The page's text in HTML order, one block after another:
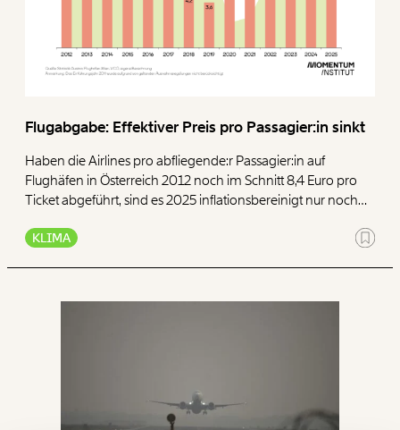
Veränderung
beginnt mit Dir!
unsere Wirtschaft so gestalten, dass sie für alle
Du überweist lieber direkt?
Flugabgabe: Effektiver Preis pro Passagier:in sinkt
Haben die Airlines pro abfliegende:r Passagier:in auf
Flughäfen in Österreich 2012 noch im Schnitt 8,4 Euro pro
Ticket abgeführt, sind es 2025 inflationsbereinigt nur noch
KLIMA